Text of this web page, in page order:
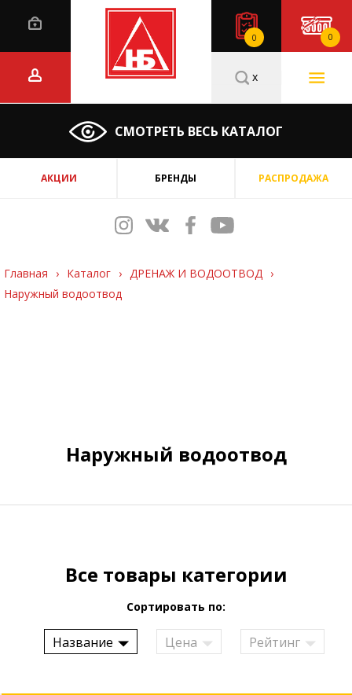
0 0
СМОТРЕТЬ ВЕСЬ КАТАЛОГ
x
АКЦИИ БРЕНДЫ РАСПРОДАЖА
Главная › Каталог › ДРЕНАЖ И ВОДООТВОД ›
Наружный водоотвод
Наружный водоотвод
Все товары категории
Сортировать по:
Название Цена Рейтинг